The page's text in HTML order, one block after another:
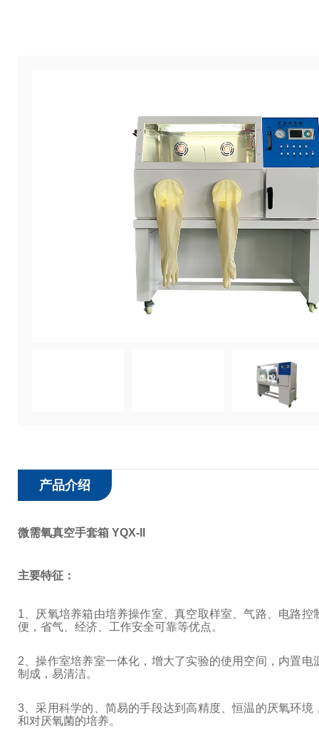
产品介绍
微需氧真空手套箱 YQX-II
主要特征：
1 、厌氧培养箱由培养操作室、真空取样室、气路、电路
便，省气、经济、工作安全可靠等优点。
2 、操作室培养室一体化，增大了实验的使用空间，内置
制成，易清洁。
3 、采用科学的、简易的手段达到高精度、恒温的厌氧环
和对厌氧菌的培养。